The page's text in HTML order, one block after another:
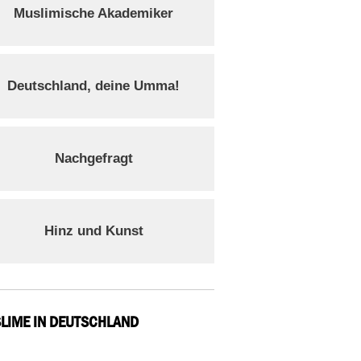
Muslimische Akademiker
Deutschland, deine Umma!
Nachgefragt
Hinz und Kunst
IN DEUTSCHLAND